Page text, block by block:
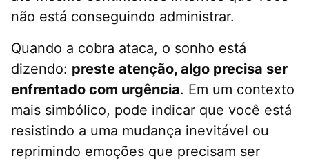
não está conseguindo administrar.
Quando a cobra ataca, o sonho está
dizendo: preste atenção, algo precisa ser
enfrentado com urgência. Em um contexto
mais simbólico, pode indicar que você está
resistindo a uma mudança inevitável ou
reprimindo emoções que precisam ser